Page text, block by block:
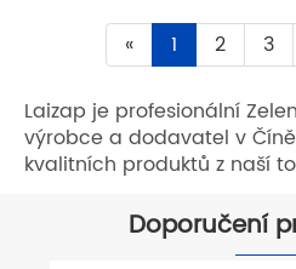
« 1 2 3
Laizap je profesionální
výrobce a dodavatel v
kvalitních produktů z naší
Doporučení